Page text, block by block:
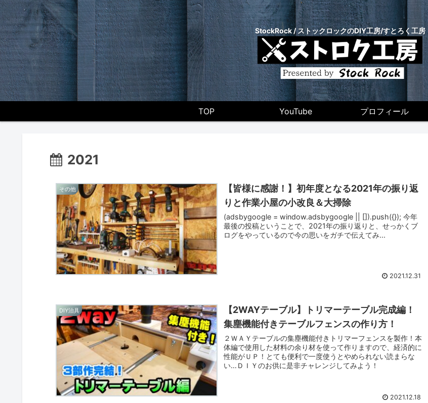
StockRock / ストックロックのDIY工房/すとろく工房
TOP YouTube プロフィール
2021
その他
【皆様に感謝！】初年度となる2021年の振り返
りと作業小屋の小改良＆大掃除
(adsbygoogle = window.adsbygoogle || []).push({}); 今年
最後の投稿ということで、2021年の振り返りと、せっかくブ
ログをやっているので今の思いをガチで伝えてみ...
2021.12.31
DIY治具
【2WAYテーブル】トリマーテーブル完成編！
集塵機能付きテーブルフェンスの作り方！
２ＷＡＹテーブルの集塵機能付きトリマーフェンスを製作！本
体編で使用した材料の余り材を使って作りますので、経済的に
性能がＵＰ！とても便利で一度使うとやめられない読まらな
い…ＤＩＹのお供に是非チャレンジしてみよう！
2021.12.18